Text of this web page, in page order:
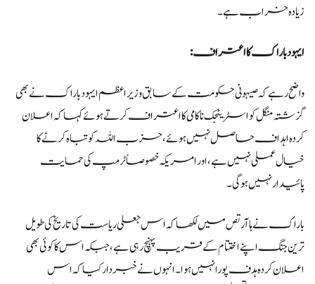
زیادہ خراب ہے۔
ایہود باراک کا اعتراف:
واضح رہے کہ صیہونی حکومت کے سابق وزیراعظم ایہود باراک نے بھی
گزشتہ منگل کو اسٹریٹجک ناکامی کا اعتراف کرتے ہوئے کہا کہ اعلان
کردہ اہداف حاصل نہیں ہوئے، حزب اللہ کو تباہ کرنے کا
خیال عملی نہیں ہے، اور امریکہ خصوصاً ٹرمپ کی حمایت
پائیدار نہیں ہوگی۔
باراک نے ہاآرتص میں لکھا کہ اس جعلی ریاست کی تاریخ کی طویل
ترین جنگ اپنے اختتام کے قریب پہنچ رہی ہے، جبکہ اس کا کوئی بھی
اعلان کردہ ہدف پورا نہیں ہوا۔ انہوں نے خبردار کیا کہ اس